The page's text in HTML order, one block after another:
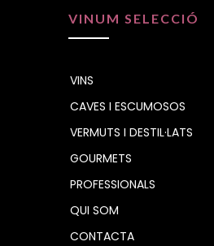
VINUM SELECCIÓ
VINS
CAVES I ESCUMOSOS
VERMUTS I DESTIL·LATS
GOURMETS
PROFESSIONALS
QUI SOM
CONTACTA